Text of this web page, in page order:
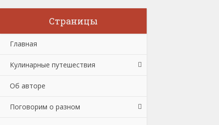
Страницы
Главная
Кулинарные путешествия
Об авторе
Поговорим о разном